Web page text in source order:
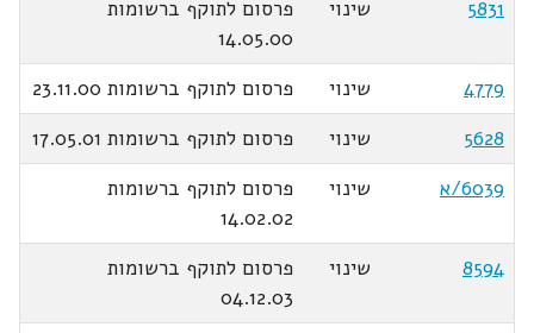
5831
שינוי
פרסום לתוקף ברשומות
14.05.00
4779
שינוי
פרסום לתוקף ברשומות 23.11.00
5628
שינוי
פרסום לתוקף ברשומות 17.05.01
6039/א
שינוי
פרסום לתוקף ברשומות
14.02.02
8594
שינוי
פרסום לתוקף ברשומות
04.12.03